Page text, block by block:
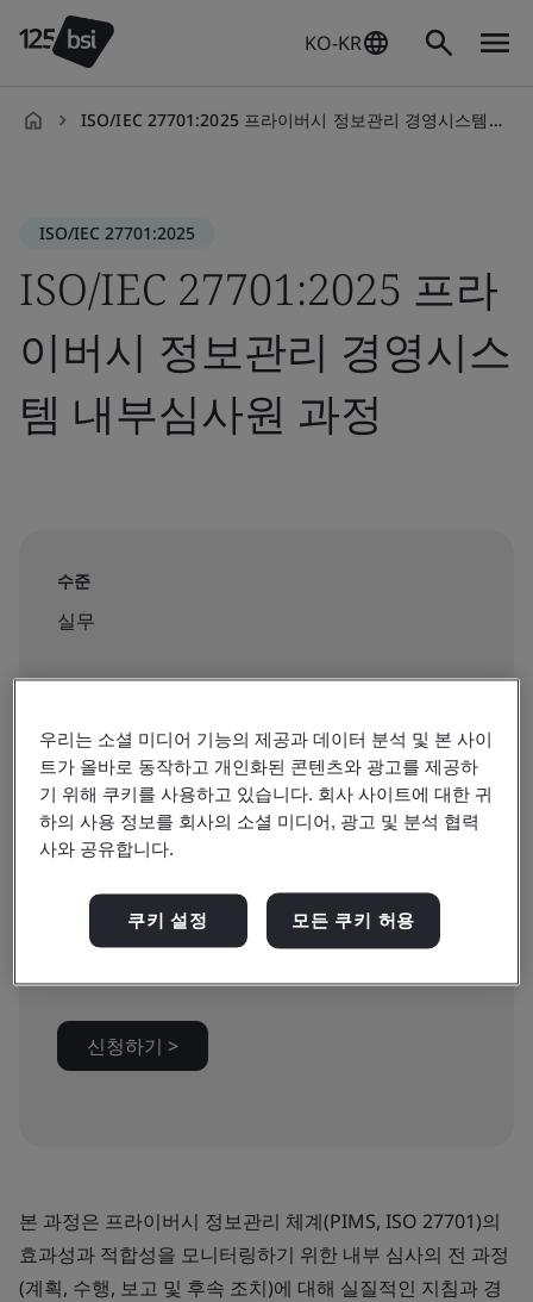
KO-KR
ISO/IEC 27701:2025 프라이버시 정보관리 경영시스템 내부심사원 과정
ISO/IEC 27701:2025
ISO/IEC 27701:2025 프라
이버시 정보관리 경영시스
템 내부심사원 과정
수준
실무
지속
2 days
예약 가능:
₩700000
신청하기 >
본 과정은 프라이버시 정보관리 체계(PIMS, ISO 27701)의
효과성과 적합성을 모니터링하기 위한 내부 심사의 전 과정
(계획, 수행, 보고 및 후속 조치)에 대해 실질적인 지침과 경
우리는 소셜 미디어 기능의 제공과 데이터 분석 및 본 사이
트가 올바로 동작하고 개인화된 콘텐츠와 광고를 제공하
기 위해 쿠키를 사용하고 있습니다. 회사 사이트에 대한 귀
하의 사용 정보를 회사의 소셜 미디어, 광고 및 분석 협력
사와 공유합니다.
쿠키 설정 모든 쿠키 허용